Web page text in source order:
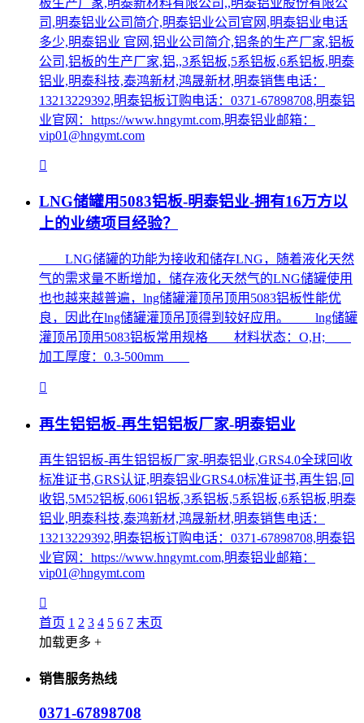
司,明泰铝业公司简介,明泰铝业公司官网,明泰铝业电话
多少,明泰铝业 官网,铝业公司简介,铝条的生产厂家,铝板
公司,铝板的生产厂家,铝,,3系铝板,5系铝板,6系铝板,明泰
铝业,明泰科技,泰鸿新材,鸿晟新材,明泰销售电话：
13213229392,明泰铝板订购电话：0371-67898708,明泰铝
业官网：https://www.hngymt.com,明泰铝业邮箱：
vip01@hngymt.com
LNG储罐用5083铝板-明泰铝业-拥有16万方以
上的业绩项目经验？
LNG储罐的功能为接收和储存LNG，随着液化天然
气的需求量不断增加，储存液化天然气的LNG储罐使用
也也越来越普遍，lng储罐灌顶吊顶用5083铝板性能优
良，因此在lng储罐灌顶吊顶得到较好应用。 lng储罐
灌顶吊顶用5083铝板常用规格 材料状态：O,H;
加工厚度：0.3-500mm
再生铝铝板-再生铝铝板厂家-明泰铝业
再生铝铝板-再生铝铝板厂家-明泰铝业,GRS4.0全球回收
标准证书,GRS认证,明泰铝业GRS4.0标准证书,再生铝,回
收铝,5M52铝板,6061铝板,3系铝板,5系铝板,6系铝板,明泰
铝业,明泰科技,泰鸿新材,鸿晟新材,明泰销售电话：
13213229392,明泰铝板订购电话：0371-67898708,明泰铝
业官网：https://www.hngymt.com,明泰铝业邮箱：
vip01@hngymt.com
首页 1 2 3 4 5 6 7 末页
加载更多 +
销售服务热线
0371-67898708